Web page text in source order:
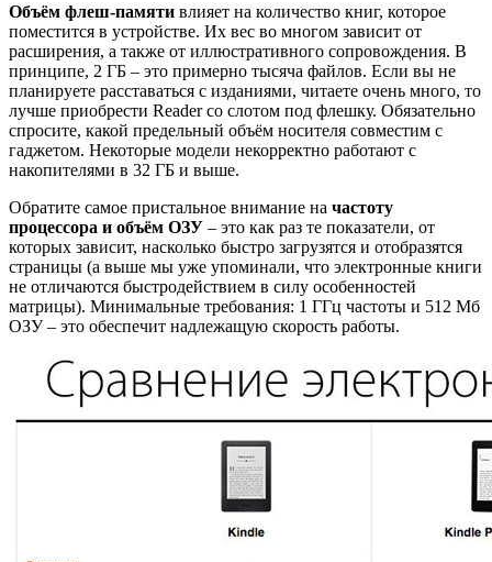
Объём флеш-памяти влияет на количество книг, которое
поместится в устройстве. Их вес во многом зависит от
расширения, а также от иллюстративного сопровождения. В
принципе, 2 ГБ – это примерно тысяча файлов. Если вы не
планируете расставаться с изданиями, читаете очень много, то
лучше приобрести Reader со слотом под флешку. Обязательно
спросите, какой предельный объём носителя совместим с
гаджетом. Некоторые модели некорректно работают с
накопителями в 32 ГБ и выше.
Обратите самое пристальное внимание на частоту
процессора и объём ОЗУ – это как раз те показатели, от
которых зависит, насколько быстро загрузятся и отобразятся
страницы (а выше мы уже упоминали, что электронные книги
не отличаются быстродействием в силу особенностей
матрицы). Минимальные требования: 1 ГГц частоты и 512 Мб
ОЗУ – это обеспечит надлежащую скорость работы.